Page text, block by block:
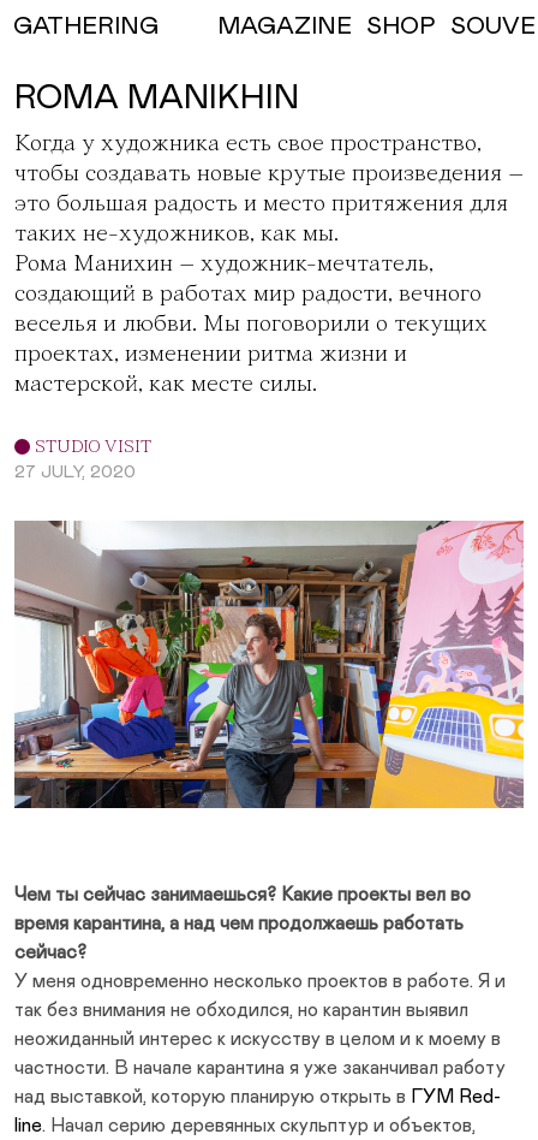
GATHERING MAGAZINE SHOP
ROMA MANIKHIN
STUDIO VISIT
27 JULY, 2020
Когда у художника есть свое пространство,
чтобы создавать новые крутые произведения –
это большая радость и место притяжения для
таких не-художников, как мы.
Рома Манихин – художник-мечтатель,
создающий в работах мир радости, вечного
веселья и любви. Мы поговорили о текущих
проектах, изменении ритма жизни и
мастерской, как месте силы.
Чем ты сейчас занимаешься? Какие проекты вел во
время карантина, а над чем продолжаешь работать
сейчас?
У меня одновременно несколько проектов в работе. Я и
так без внимания не обходился, но карантин выявил
неожиданный интерес к искусству в целом и к моему в
частности. В начале карантина я уже заканчивал работу
над выставкой, которую планирую открыть в ГУМ Red-
line. Начал серию деревянных скульптур и объектов,